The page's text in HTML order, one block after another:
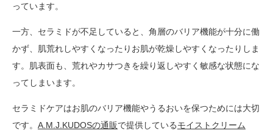
っています。
一方、セラミドが不足していると、角層のバリア機能が十分に働
かず、肌荒れしやすくなったりお肌が乾燥しやすくなったりしま
す。肌表面も、荒れやカサつきを繰り返しやすく敏感な状態にな
ってしまいます。
セラミドケアはお肌のバリア機能やうるおいを保つためには大切
です。 A.M.J.KUDOSの通販で提供しているモイストクリーム